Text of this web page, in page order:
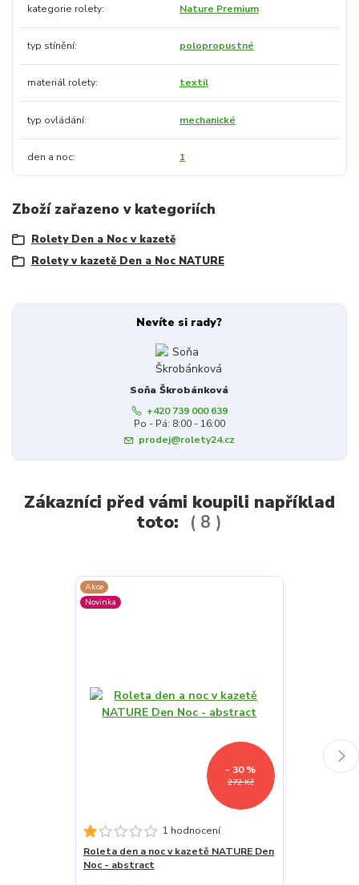
kategorie rolety Nature Premium
typ stínění polopropustné
materiál rolety textil
typ ovládání mechanické
den a noc 1
Zboží zařazeno v kategoriích
Rolety Den a Noc v kazetě
Rolety v kazetě Den a Noc NATURE
Nevíte si rady?
Soňa Škrobánková
+420 739 000 639
Po - Pá: 8:00 - 16:00
prodej@rolety24.cz
Zákazníci před vámi koupili například
toto:
8
Akce
Novinka
272 Kč
- 30 %
1 hodnocení
Roleta den a noc v kazetě NATURE Den
Noc - abstract